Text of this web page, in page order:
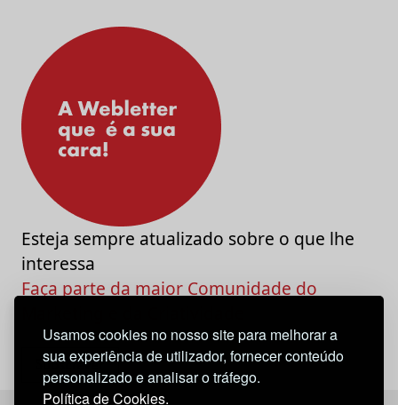
Usamos cookies no nosso site para melhorar a
sua experiência de utilizador, fornecer conteúdo
personalizado e analisar o tráfego.
Política de Cookies.
Esteja sempre atualizado sobre o que lhe
interessa
Faça parte da maior Comunidade do